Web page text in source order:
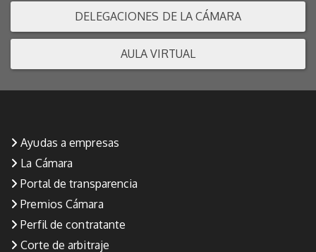
DELEGACIONES DE LA CÁMARA
AULA VIRTUAL
Ayudas a empresas
La Cámara
Portal de transparencia
Premios Cámara
Perfil de contratante
Corte de arbitraje